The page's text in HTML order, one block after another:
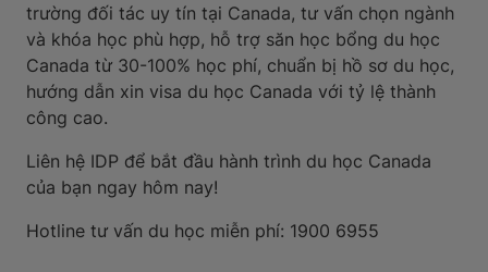
trường đối tác uy tín tại Canada, tư vấn chọn ngành
và khóa học phù hợp, hỗ trợ săn học bổng du học
Canada từ 30-100% học phí, chuẩn bị hồ sơ du học,
hướng dẫn xin visa du học Canada với tỷ lệ thành
công cao.
Liên hệ IDP để bắt đầu hành trình du học Canada
của bạn ngay hôm nay!
Hotline tư vấn du học miễn phí: 1900 6955